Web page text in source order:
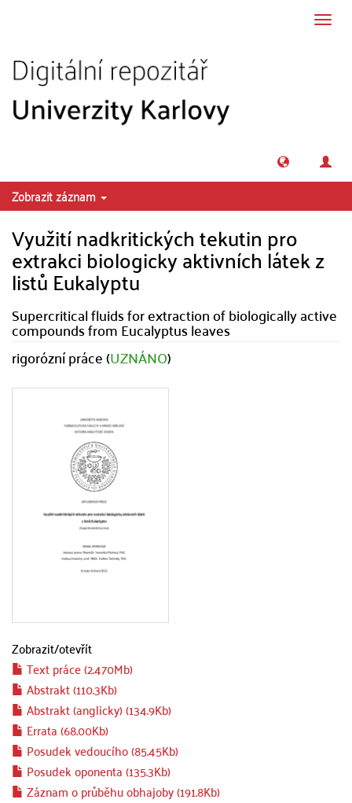
Zobrazit záznam
Využití nadkritických tekutin pro
extrakci biologicky aktivních látek z
listů Eukalyptu
Supercritical fluids for extraction of biologically active
compounds from Eucalyptus leaves
rigorózní práce (UZNÁNO)
Zobrazit/otevřít
Text práce (2.470Mb)
Abstrakt (110.3Kb)
Abstrakt (anglicky) (134.9Kb)
Errata (68.00Kb)
Posudek vedoucího (85.45Kb)
Posudek oponenta (135.3Kb)
Záznam o průběhu obhajoby (191.8Kb)